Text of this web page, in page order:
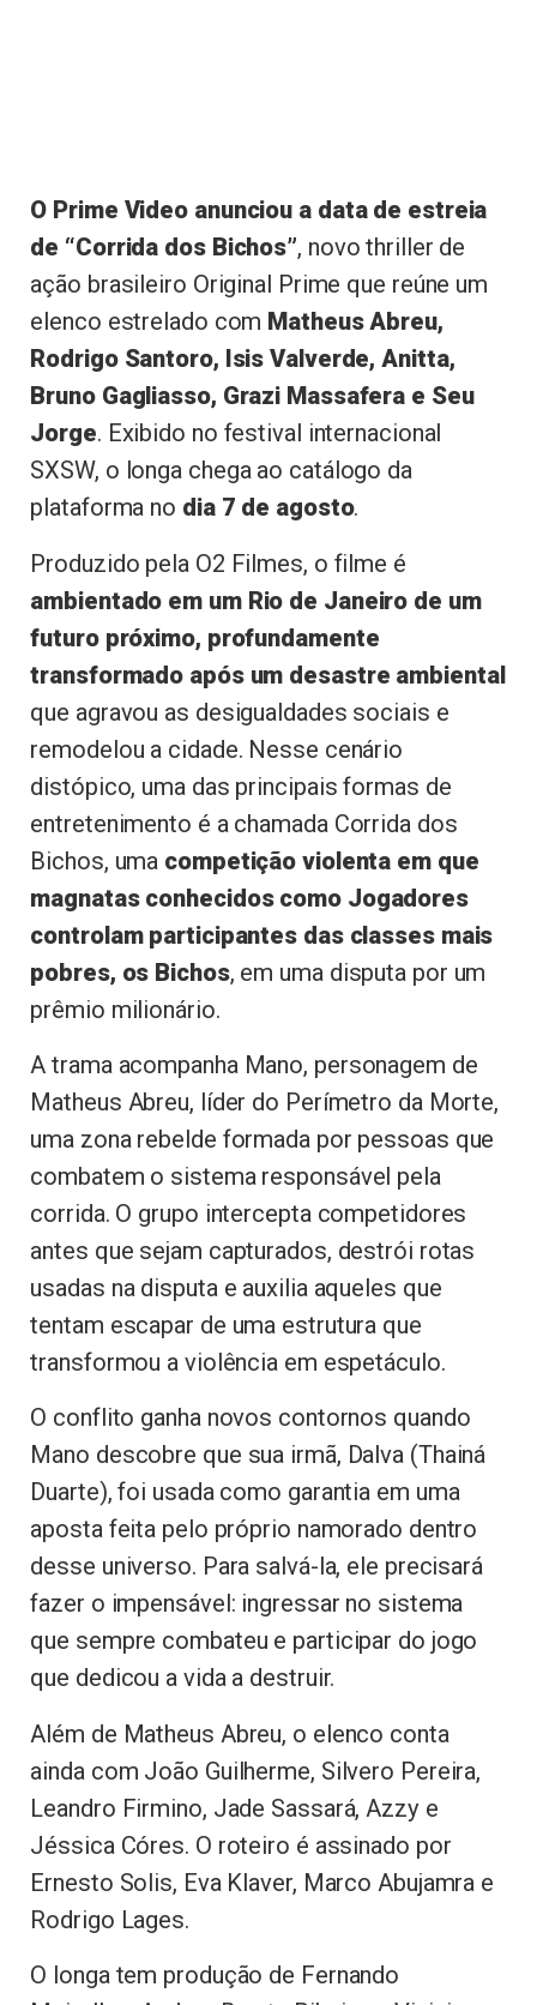
O Prime Video anunciou a data de estreia
de “Corrida dos Bichos”, novo thriller de
ação brasileiro Original Prime que reúne um
elenco estrelado com Matheus Abreu,
Rodrigo Santoro, Isis Valverde, Anitta,
Bruno Gagliasso, Grazi Massafera e Seu
Jorge. Exibido no festival internacional
SXSW, o longa chega ao catálogo da
plataforma no dia 7 de agosto.
Produzido pela O2 Filmes, o filme é
ambientado em um Rio de Janeiro de um
futuro próximo, profundamente
transformado após um desastre ambiental
que agravou as desigualdades sociais e
remodelou a cidade. Nesse cenário
distópico, uma das principais formas de
entretenimento é a chamada Corrida dos
Bichos, uma competição violenta em que
magnatas conhecidos como Jogadores
controlam participantes das classes mais
pobres, os Bichos, em uma disputa por um
prêmio milionário.
A trama acompanha Mano, personagem de
Matheus Abreu, líder do Perímetro da Morte,
uma zona rebelde formada por pessoas que
combatem o sistema responsável pela
corrida. O grupo intercepta competidores
antes que sejam capturados, destrói rotas
usadas na disputa e auxilia aqueles que
tentam escapar de uma estrutura que
transformou a violência em espetáculo.
O conflito ganha novos contornos quando
Mano descobre que sua irmã, Dalva (Thainá
Duarte), foi usada como garantia em uma
aposta feita pelo próprio namorado dentro
desse universo. Para salvá-la, ele precisará
fazer o impensável: ingressar no sistema
que sempre combateu e participar do jogo
que dedicou a vida a destruir.
Além de Matheus Abreu, o elenco conta
ainda com João Guilherme, Silvero Pereira,
Leandro Firmino, Jade Sassará, Azzy e
Jéssica Córes. O roteiro é assinado por
Ernesto Solis, Eva Klaver, Marco Abujamra e
Rodrigo Lages.
O longa tem produção de Fernando